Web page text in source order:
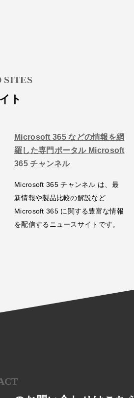
SITES
ト
Microsoft 365 などの情報を網
羅した専門ポータル Microsoft
365 チャンネル
Microsoft 365 チャンネル は、最
新情報や製品比較の解説など
Microsoft 365 に関する豊富な情報
を配信するニュースサイトです。